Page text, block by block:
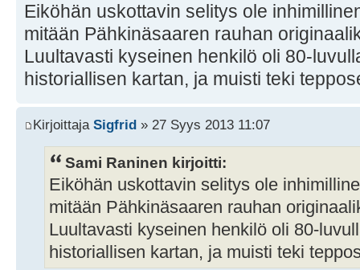
Eiköhän uskottavin selitys ole
mitään Pähkinäsaaren rauhan
Luultavasti kyseinen henkilö oli 80-
historiallisen kartan, ja muisti teki
Kirjoittaja Sigfrid » 27 Syys 2013 11:07
Sami Raninen kirjoitti:
Eiköhän uskottavin selitys ole
mitään Pähkinäsaaren rauhan
Luultavasti kyseinen henkilö oli 80-
historiallisen kartan, ja muisti teki